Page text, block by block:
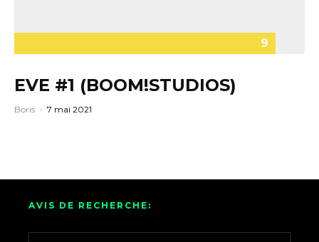
9
EVE #1 (BOOM!STUDIOS)
Boris · 7 mai 2021
AVIS DE RECHERCHE: